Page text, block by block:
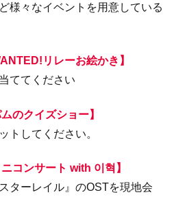
様々なイベントを用意している
リレーお絵かき】
ててください
のクイズショー】
トしてください。
コンサート with 이혁】
ターレイル』のOSTを現地会